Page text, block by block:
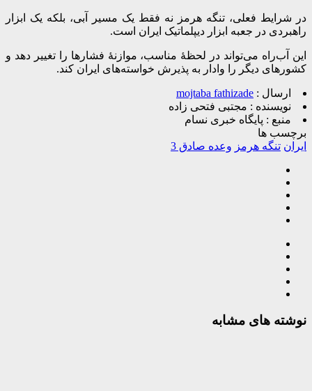
در شرایط فعلی، تنگه هرمز نه فقط یک مسیر آبی، بلکه یک ابزار
راهبردی در جعبه ابزار دیپلماتیک ایران است.
این آب‌راه می‌تواند در لحظۀ مناسب، موازنۀ فشارها را تغییر دهد و
کشورهای دیگر را وادار به پذیرش خواسته‌های ایران کند.
ارسال : mojtaba fathizade
نویسنده : مجتبی فتحی زاده
منبع : پایگاه خبری نسام
برچسب ها
ایران تنگه هرمز وعده صادق 3
نوشته های مشابه